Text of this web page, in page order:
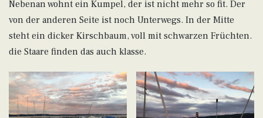
Nebenan wohnt ein Kumpel, der ist nicht mehr so fit. Der
von der anderen Seite ist noch Unterwegs. In der Mitte
steht ein dicker Kirschbaum, voll mit schwarzen Früchten.
die Staare finden das auch klasse.